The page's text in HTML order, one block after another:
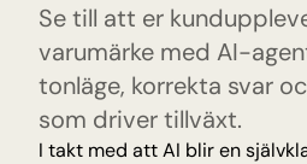
Pris
Se till att er
varumärke med AI-
tonläge, korrekta svar
som driver tillväxt.
I takt med att AI blir en